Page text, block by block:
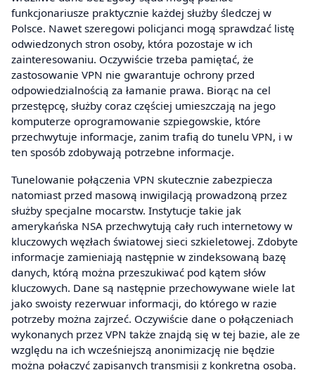
funkcjonariusze praktycznie każdej służby śledczej w
Polsce. Nawet szeregowi policjanci mogą sprawdzać listę
odwiedzonych stron osoby, która pozostaje w ich
zainteresowaniu. Oczywiście trzeba pamiętać, że
zastosowanie VPN nie gwarantuje ochrony przed
odpowiedzialnością za łamanie prawa. Biorąc na cel
przestępcę, służby coraz częściej umieszczają na jego
komputerze oprogramowanie szpiegowskie, które
przechwytuje informacje, zanim trafią do tunelu VPN, i w
ten sposób zdobywają potrzebne informacje.
Tunelowanie połączenia VPN skutecznie zabezpiecza
natomiast przed masową inwigilacją prowadzoną przez
służby specjalne mocarstw. Instytucje takie jak
amerykańska NSA przechwytują cały ruch internetowy w
kluczowych węzłach światowej sieci szkieletowej. Zdobyte
informacje zamieniają następnie w zindeksowaną bazę
danych, którą można przeszukiwać pod kątem słów
kluczowych. Dane są następnie przechowywane wiele lat
jako swoisty rezerwuar informacji, do którego w razie
potrzeby można zajrzeć. Oczywiście dane o połączeniach
wykonanych przez VPN także znajdą się w tej bazie, ale ze
względu na ich wcześniejszą anonimizację nie będzie
można połączyć zapisanych transmisji z konkretną osobą.